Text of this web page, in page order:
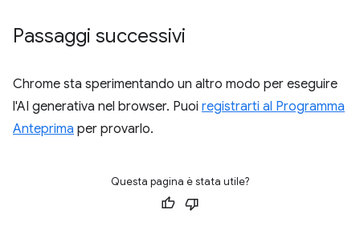
Passaggi successivi
Chrome sta sperimentando un altro modo per eseguire
l'AI generativa nel browser. Puoi registrarti al Programma
Anteprima per provarlo.
Questa pagina è stata utile?